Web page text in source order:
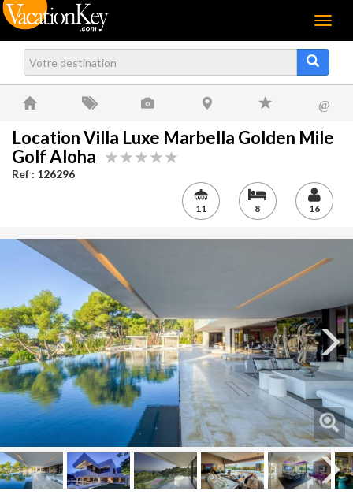
Menu
@
Location Villa Luxe Marbella Golden Mile
Golf Aloha
Ref : 126296
11 8 16
Next